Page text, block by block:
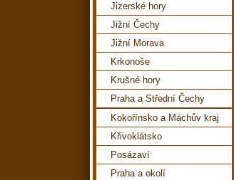
Jizerské hory
Jižní Čechy
Jižní Morava
Krkonoše
Krušné hory
Praha a Střední Čechy
Kokořínsko a Máchův kraj
Křivoklátsko
Posázaví
Praha a okolí